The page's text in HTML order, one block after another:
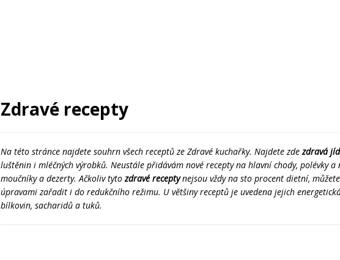
Zdravé recepty
Na této stránce najdete souhrn všech receptů ze Zdravé kuchařky. Najdete zdezdravá
luštěnin i mléčných výrobků. Neustále přidávám nové recepty na hlavní chody, polévky a
moučníky a dezerty. Ačkoliv tytozdravé receptynejsou vždy na sto procent dietní,
úpravami zařadit i do redukčního režimu. U většiny receptů je uvedena jejich
bílkovin, sacharidů a tuků.